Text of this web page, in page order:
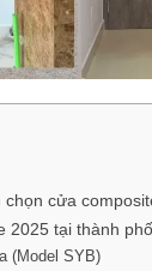
cửa
2025 tại thành
(Model SYB)